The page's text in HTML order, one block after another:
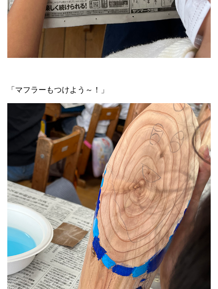
「マフラーもつけよう～！」